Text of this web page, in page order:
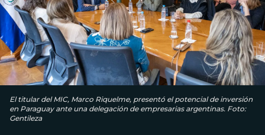
El titular del MIC, Marco Riquelme, presentó el potencial de inversión
en Paraguay ante una delegación de empresarias argentinas. Foto:
Gentileza